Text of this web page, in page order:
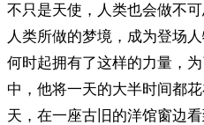
不只是天使，人类也会做不
人类所做的梦境，成为登场
何时起拥有了这样的力量，
中，他将一天的大半时间都
天，在一座古旧的洋馆窗边